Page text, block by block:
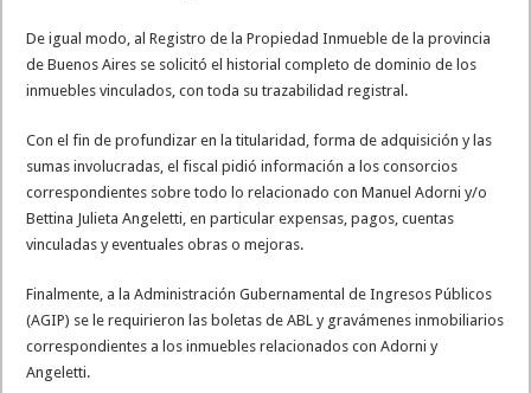
De igual modo, al Registro de la Propiedad Inmueble de la provincia
de Buenos Aires se solicitó el historial completo de dominio de los
inmuebles vinculados, con toda su trazabilidad registral.
Con el fin de profundizar en la titularidad, forma de adquisición y las
sumas involucradas, el fiscal pidió información a los consorcios
correspondientes sobre todo lo relacionado con Manuel Adorni y/o
Bettina Julieta Angeletti, en particular expensas, pagos, cuentas
vinculadas y eventuales obras o mejoras.
Finalmente, a la Administración Gubernamental de Ingresos Públicos
(AGIP) se le requirieron las boletas de ABL y gravámenes inmobiliarios
correspondientes a los inmuebles relacionados con Adorni y
Angeletti.